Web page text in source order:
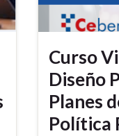
Curso
Diseño
Planes
Política